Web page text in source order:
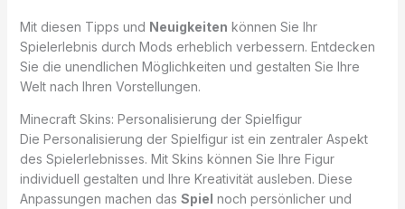
Mit diesen Tipps und Neuigkeiten können Sie Ihr
Spielerlebnis durch Mods erheblich verbessern. Entdecken
Sie die unendlichen Möglichkeiten und gestalten Sie Ihre
Welt nach Ihren Vorstellungen.
Minecraft Skins: Personalisierung der Spielfigur
Die Personalisierung der Spielfigur ist ein zentraler Aspekt
des Spielerlebnisses. Mit Skins können Sie Ihre Figur
individuell gestalten und Ihre Kreativität ausleben. Diese
Anpassungen machen das Spiel noch persönlicher und